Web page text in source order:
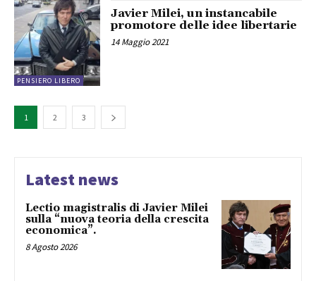
PENSIERO LIBERO
Javier Milei, un instancabile
promotore delle idee libertarie
14 Maggio 2021
1 2 3
Latest news
Lectio magistralis di Javier Milei
sulla “nuova teoria della crescita
economica”.
8 Agosto 2026